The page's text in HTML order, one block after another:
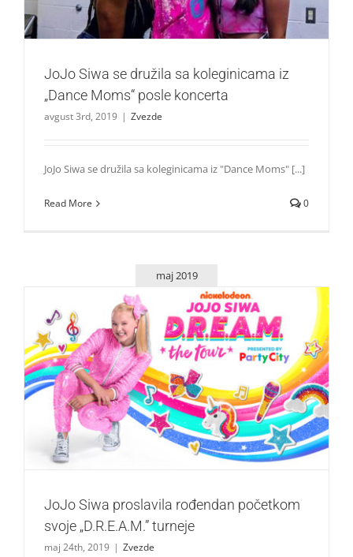
JoJo Siwa se družila sa koleginicama iz
„Dance Moms“ posle koncerta
avgust 3rd, 2019 | Zvezde
JoJo Siwa se družila sa koleginicama iz "Dance Moms" [...]
Read More 0
maj 2019
JoJo Siwa proslavila rođendan početkom svoje
„D.R.E.A.M.” turneje
Zvezde
JoJo Siwa proslavila rođendan početkom
svoje „D.R.E.A.M.” turneje
maj 24th, 2019 | Zvezde